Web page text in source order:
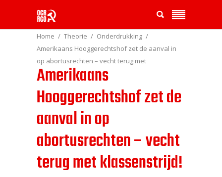
Home Theorie
Onderdrukking
Amerikaans Hooggerechtshof zet de aanval in
op abortusrechten – vecht terug met
klassenstrijd!
Amerikaans
Hooggerechtshof zet de
aanval in op
abortusrechten – vecht
terug met klassenstrijd!